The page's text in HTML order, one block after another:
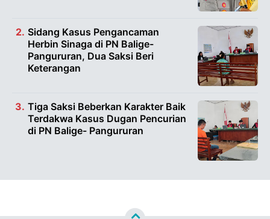
Sidang Kasus Pengancaman
Herbin Sinaga di PN Balige-
Pangururan, Dua Saksi Beri
Keterangan
Tiga Saksi Beberkan Karakter Baik
Terdakwa Kasus Dugan Pencurian
di PN Balige- Pangururan